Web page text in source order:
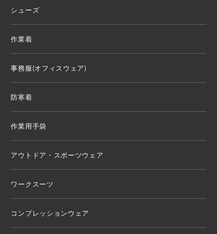
シューズ
作業着
事務服(オフィスウェア)
防寒着
作業用手袋
アウトドア・スポーツウェア
ワークスーツ
コンプレッションウェア